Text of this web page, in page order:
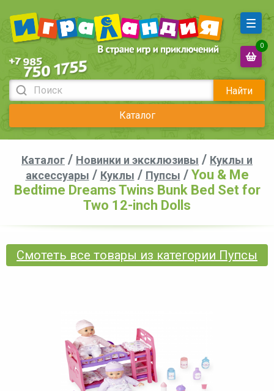
Найти
Каталог
0
Каталог / Новинки и эксклюзивы / Куклы и
аксессуары / Куклы / Пупсы / You & Me
Bedtime Dreams Twins Bunk Bed Set for
Two 12-inch Dolls
Смотеть все товары из категории Пупсы